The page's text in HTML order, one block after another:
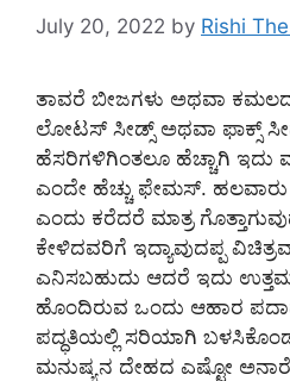
July 20, 2022 by Rishi
ತಾವರೆ ಬೀಜಗಳು ಅಥವಾ
ಲೋಟಸ್ ಸೀಡ್ಸ್ ಅಥವಾ ಫಾಕ್ಸ್
ಹೆಸರಿಗಳಿಗಿಂತಲೂ ಹೆಚ್ಚಾಗಿ ಇದು
ಎಂದೇ ಹೆಚ್ಚು ಫೇಮಸ್.
ಎಂದು ಕರೆದರೆ ಮಾತ್ರ
ಕೇಳಿದವರಿಗೆ ಇದ್ಯಾವುದಪ್ಪ
ಎನಿಸಬಹುದು ಆದರೆ ಇದು
ಹೊಂದಿರುವ ಒಂದು ಆಹಾರ
ಪದ್ಧತಿಯಲ್ಲಿ ಸರಿಯಾಗಿ
ಮನುಷ್ಯನ ದೇಹದ ಎಷ್ಟೋ